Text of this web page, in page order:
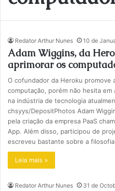
Redator Arthur Nunes 10 de
Adam Wiggins, da
aprimorar os
O cofundador da Heroku promove
computação, porém não hesita
na indústria de tecnologia
chsyys/DepositPhotos Adam
pela criação da empresa PaaS
App. Além disso, participou de
escreveu bastante sobre a
Leia mais »
Redator Arthur Nunes 31 de